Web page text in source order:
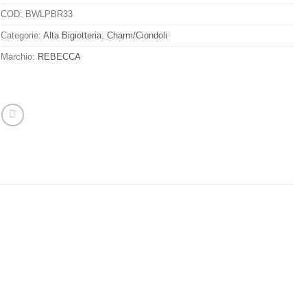
COD: BWLPBR33
Categorie: Alta Bigiotteria, Charm/Ciondoli
Marchio: REBECCA